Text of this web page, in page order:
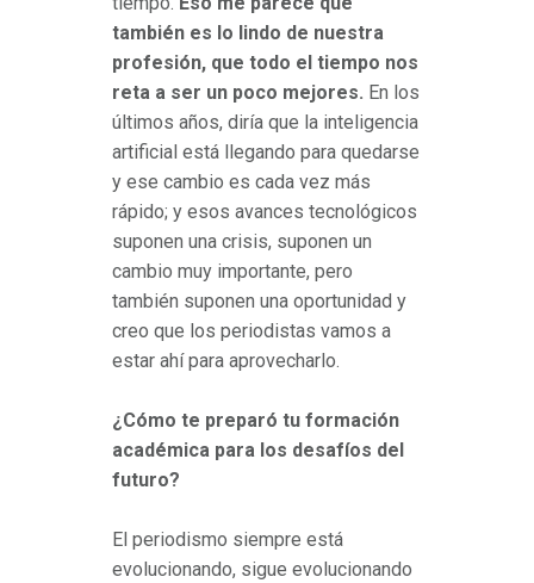
también es lo lindo de nuestra
profesión, que todo el tiempo nos
reta a ser un poco mejores. En los
últimos años, diría que la inteligencia
artificial está llegando para quedarse
y ese cambio es cada vez más
rápido; y esos avances tecnológicos
suponen una crisis, suponen un
cambio muy importante, pero
también suponen una oportunidad y
creo que los periodistas vamos a
estar ahí para aprovecharlo.
¿Cómo te preparó tu formación
académica para los desafíos del
futuro?
El periodismo siempre está
evolucionando, sigue evolucionando